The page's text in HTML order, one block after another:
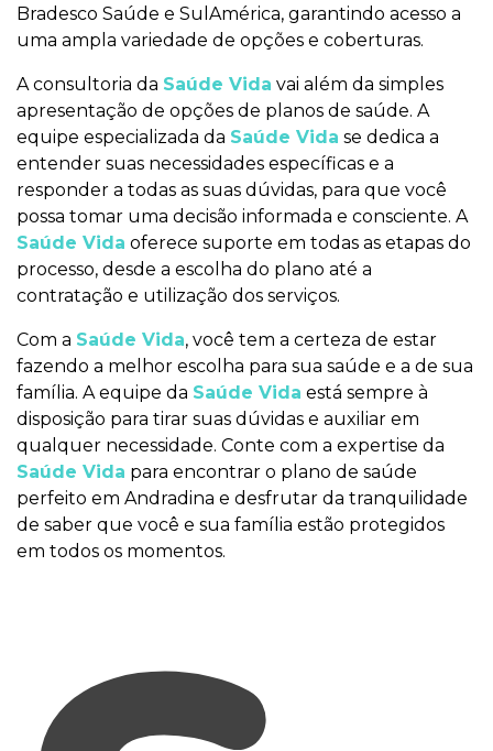
Bradesco Saúde e SulAmérica, garantindo acesso a
uma ampla variedade de opções e coberturas.
A consultoria da Saúde Vida vai além da simples
apresentação de opções de planos de saúde. A
equipe especializada da Saúde Vida se dedica a
entender suas necessidades específicas e a
responder a todas as suas dúvidas, para que você
possa tomar uma decisão informada e consciente. A
Saúde Vida oferece suporte em todas as etapas do
processo, desde a escolha do plano até a
contratação e utilização dos serviços.
Com a Saúde Vida, você tem a certeza de estar
fazendo a melhor escolha para sua saúde e a de sua
família. A equipe da Saúde Vida está sempre à
disposição para tirar suas dúvidas e auxiliar em
qualquer necessidade. Conte com a expertise da
Saúde Vida para encontrar o plano de saúde
perfeito em Andradina e desfrutar da tranquilidade
de saber que você e sua família estão protegidos
em todos os momentos.